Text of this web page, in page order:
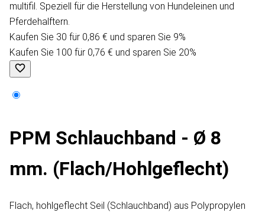
multifil. Speziell für die Herstellung von Hundeleinen und
Pferdehalftern.
Kaufen Sie 30 für 0,86 € und sparen Sie 9%
Kaufen Sie 100 für 0,76 € und sparen Sie 20%
PPM Schlauchband - Ø 8
mm. (Flach/Hohlgeflecht)
Flach, hohlgeflecht Seil (Schlauchband) aus Polypropylen